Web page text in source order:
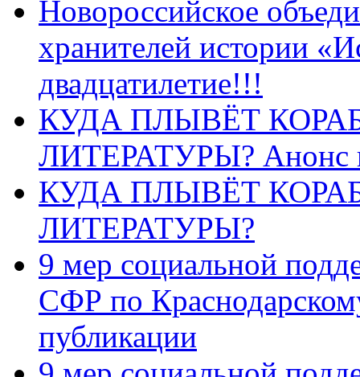
Новороссийское
хранителей истории
двадцатилетие!!!
КУДА ПЛЫВЁТ
ЛИТЕРАТУРЫ? Анонс
КУДА ПЛЫВЁТ
ЛИТЕРАТУРЫ?
9 мер социальной
СФР по
публикации